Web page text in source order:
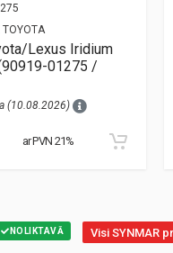
TOYOTA
Lexus Iridium
01275 /
(10.08.2026)
ar PVN 21%
NOLIKTAVĀ Visi SYNMAR